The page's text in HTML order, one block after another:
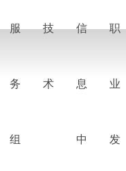
服
务
组
技
术
信
息
中
职
业
发